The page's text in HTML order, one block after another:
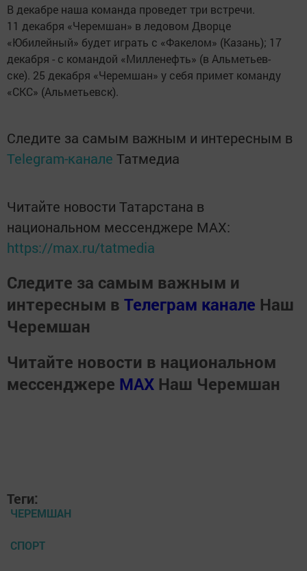
В декабре наша команда проведет три встречи.
11 декабря «Черемшан» в ледовом Дворце
«Юбилейный» будет играть с «Факелом» (Казань); 17
декабря - с командой «Милленефть» (в Альметьев-
ске). 25 декабря «Черемшан» у себя примет команду
«СКС» (Альметьевск).
Следите за самым важным и интересным в
Telegram-канале Татмедиа
Читайте новости Татарстана в
национальном мессенджере MАХ:
https://max.ru/tatmedia
Следите за самым важным и
интересным в Телеграм канале Наш
Черемшан
Читайте новости в национальном
мессенджере MАХ Наш Черемшан
Теги:
ЧЕРЕМШАН
СПОРТ